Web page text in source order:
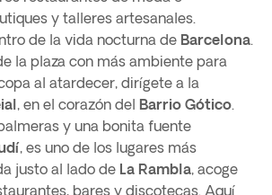
y talleres artesanales.
de la vida nocturna de Barcelona.
la plaza con más ambiente para
al atardecer, dirígete a la
, en el corazón del Barrio Gótico.
y una bonita fuente
, es uno de los lugares más
justo al lado de La Rambla, acoge
bares y discotecas. Aquí